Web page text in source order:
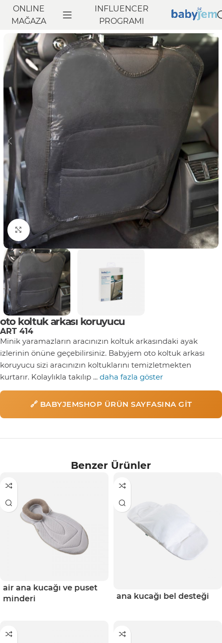
ONLINE
MAĞAZA
INFLUENCER
PROGRAMI
Anasayfa Seyahat Araç İçi Bebek Aksesuarları
Click to enlarge
oto koltuk arkası koruyucu
ART 414
Minik yaramazların aracınızın koltuk arkasındaki ayak
izlerinin önüne geçebilirsiniz. Babyjem oto koltuk arkası
koruyucu sizi aracınızın koltuklarını temizletmekten
kurtarır. Kolaylıkla takılıp ... daha fazla göster
🔗 BABYJEMSHOP ÜRÜN SAYFASINA GIT
Benzer Ürünler
air ana kucağı ve puset
minderi
ana kucağı bel desteği